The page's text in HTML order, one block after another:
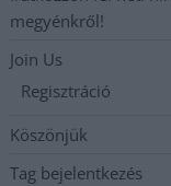
megyénkről!
Join Us
Regisztráció
Köszönjük
Tag bejelentkezés